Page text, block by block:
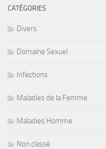
CATÉGORIES
Divers
Domaine Sexuel
Infections
Maladies de la Femme
Maladies Homme
Non classé